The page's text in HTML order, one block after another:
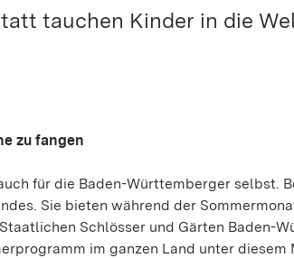
tauchen Kinder in die
zu fangen
für die Baden-Württemberger selbst.
Sie bieten während der
Schlösser und Gärten Baden-
im ganzen Land unter diesem